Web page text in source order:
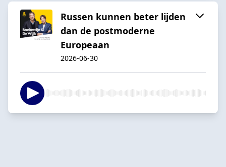
Russen kunnen beter lijden
dan de postmoderne
Europeaan
2026-06-30